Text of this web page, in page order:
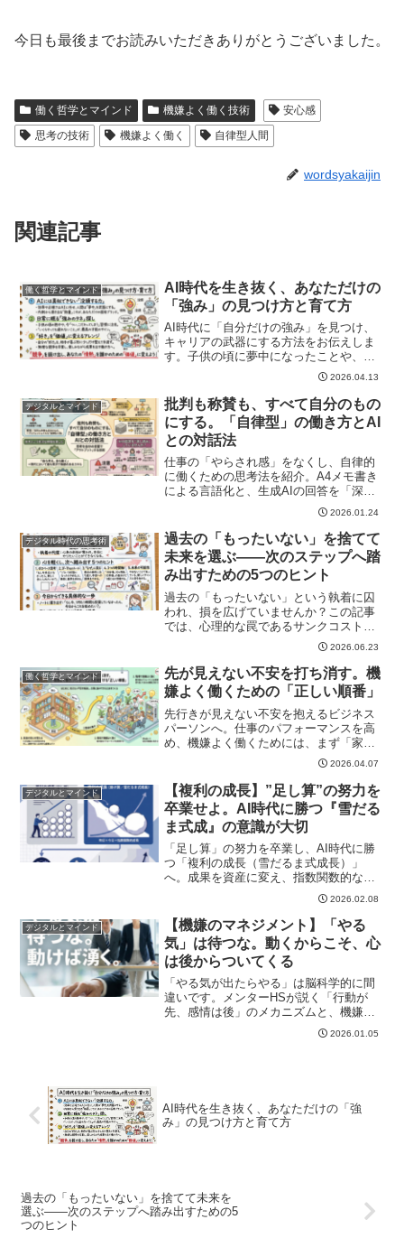
今日も最後までお読みいただきありがとうございました。
働く哲学とマインド 機嫌よく働く技術
安心感
思考の技術
機嫌よく働く 自律型人間
wordsyakaijin
関連記事
働く哲学とマインド
AI時代を生き抜く、あなただけの
「強み」の見つけ方と育て方
AI時代に「自分だけの強み」を見つけ、
キャリアの武器にする方法をお伝えしま
す。子供の頃に夢中になったことや、今
も苦なく続けられることの中に眠る「原
石」を社会のニーズに合わせて翻訳する
ことで、無理なく成果を出し、幸せに働
くヒントを解説します。
2026.04.13
デジタルとマインド
批判も称賛も、すべて自分のもの
にする。「自律型」の働き方とAI
との対話法
仕事の「やらされ感」をなくし、自律的
に働くための思考法を紹介。A4メモ書き
による言語化と、生成AIの回答を「深く
読む」ことの重要性について、メンター
2026.01.24
デジタル時代の思考術
過去の「もったいない」を捨てて
未来を選ぶ――次のステップへ踏
み出すための5つのヒント
過去の「もったいない」という執着に囚
われ、損を広げていませんか？この記事
では、心理的な罠であるサンクコスト効
果を乗り越え、ゼロベース思考やルール
の自動化を使って、未来の自分にとって
最適な選択をするための5つのヒントを優
しく解説します。
2026.06.23
働く哲学とマインド
先が見えない不安を打ち消す。機
嫌よく働くための「正しい順番」
先行きが見えない不安を抱えるビジネス
パーソンへ。仕事のパフォーマンスを高
め、機嫌よく働くためには、まず「家庭
の安心」という心の土台を整えることが
重要です。身の回りの小さな備えから心
身の余裕を生み出す、本質的なアプロー
チをお伝えします。
2026.04.07
デジタルとマインド
【複利の成長】”足し算”の努力を
卒業せよ。AI時代に勝つ『雪だる
ま式成』の意識が大切
「足し算」の努力を卒業し、AI時代に勝
つ「複利の成長（雪だるま式成長）」
へ。成果を資産に変え、指数関数的な結
果を出すための思考法とアクションを解
説。「潜伏期間」を乗り越えるマインド
セットとは。
2026.02.08
デジタルとマインド
【機嫌のマネジメント】「やる
気」は待つな。動くからこそ、心
は後からついてくる
「やる気が出たらやる」は脳科学的に間
違いです。メンターHSが説く「行動が
先、感情は後」のメカニズムと、機嫌よ
く働くための「即行即止」の哲学。リー
2026.01.05
AI時代を生き抜く、あなただけの「強
み」の見つけ方と育て方
過去の「もったいない」を捨てて未来を
選ぶ――次のステップへ踏み出すための5
つのヒント